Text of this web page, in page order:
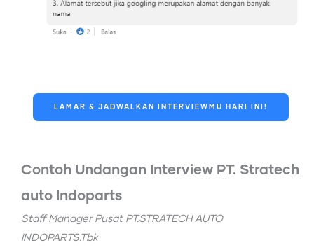
LAMAR & JADWALKAN INTERVIEWMU HARI INI!
Contoh Undangan Interview PT. Stratech
auto Indoparts
Staff Manager Pusat PT.STRATECH AUTO
INDOPARTS.Tbk